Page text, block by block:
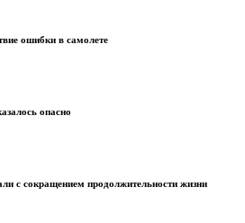
ошибки в самолете
опасно
с сокращением продолжительности жизни